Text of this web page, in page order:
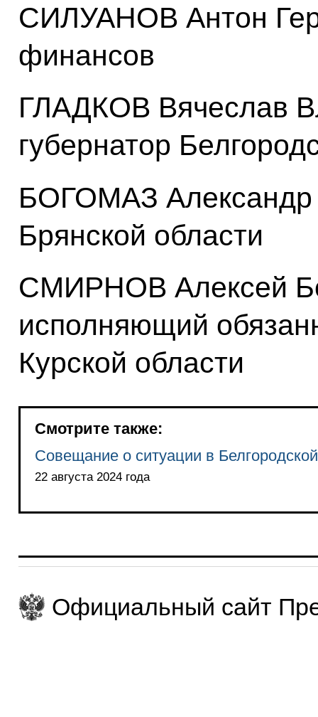
СИЛУАНОВ Антон
финансов
ГЛАДКОВ Вячеслав
губернатор
БОГОМАЗ Александр
Брянской области
СМИРНОВ Алексей
исполняющий
Курской области
Смотрите также:
Совещание о ситуации в
22 августа 2024 года
Официальный сайт